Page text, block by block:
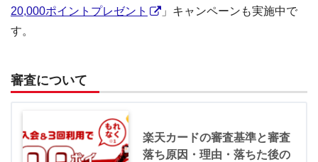
20,000ポイントプレゼント
」キャンペーンも実施中で
す。
審査について
楽天カードの審査基準と審査
落ち原因・理由・落ちた後の